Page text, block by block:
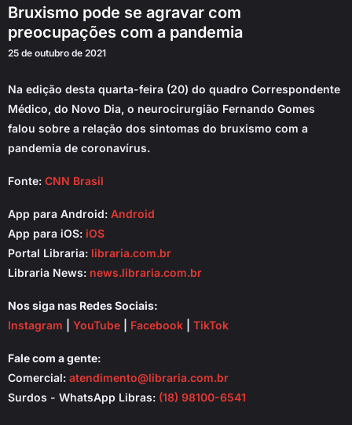
Bruxismo pode se agravar com
preocupações com a pandemia
25 de outubro de 2021
Na edição desta quarta-feira (20) do quadro Correspondente
Médico, do Novo Dia, o neurocirurgião Fernando Gomes
falou sobre a relação dos sintomas do bruxismo com a
pandemia de coronavírus.
Fonte: CNN Brasil
App para Android: Android
App para iOS: iOS
Portal Libraria: libraria.com.br
Libraria News: news.libraria.com.br
Nos siga nas Redes Sociais:
Instagram
YouTube Facebook TikTok
Fale com a gente:
Comercial: atendimento@libraria.com.br
Surdos - WhatsApp Libras: (18) 98100-6541